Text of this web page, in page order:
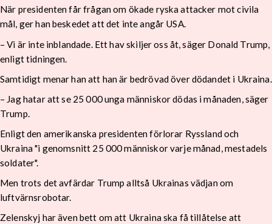
När presidenten får frågan om ökade ryska attacker mot civila
mål, ger han beskedet att det inte angår USA.
– Vi är inte inblandade. Ett hav skiljer oss åt, säger Donald Trump,
enligt tidningen.
Samtidigt menar han att han är bedrövad över dödandet i Ukraina.
– Jag hatar att se 25 000 unga människor dödas i månaden, säger
Trump.
Enligt den amerikanska presidenten förlorar Ryssland och
Ukraina "i genomsnitt 25 000 människor varje månad, mestadels
soldater".
Men trots det avfärdar Trump alltså Ukrainas vädjan om
luftvärnsrobotar.
Zelenskyj har även bett om att Ukraina ska få tillåtelse att